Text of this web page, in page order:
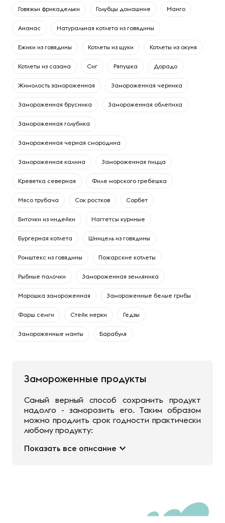
Говяжьи фрикадельки Голубцы домашние Манго
Ананас Натуральная котлета из говядины
Ежики из говядины Котлеты из щуки Котлеты из окуня
Котлеты из сазана Сиг Ряпушка Дорадо
Жимолость замороженная Замороженная черника
Замороженная брусника Замороженная облепиха
Замороженная голубика
Замороженная черная смородина
Замороженная калина Замороженная пицца
Креветка северная Филе морского гребешка
Мясо трубача Сок ростков Сорбет
Биточки из индейки Наггетсы куриные
Бургерная котлета Шницель из говядины
Ромштекс из говядины Пожарские котлеты
Рыбные палочки Замороженная земляника
Морошка замороженная Замороженные белые грибы
Фарш семги Стейк нерки Гедзы
Замороженные манты Барабуля
Замороженные продукты
Самый верный способ сохранить продукт
надолго - заморозить его. Таким образом
можно продлить срок годности практически
любому продукту:
Показать все описание